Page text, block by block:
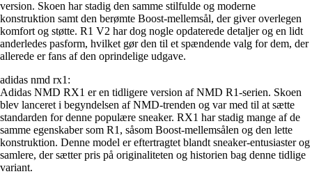
version. Skoen har stadig den samme stilfulde og moderne
konstruktion samt den berømte Boost-mellemsål, der giver overlegen
komfort og støtte. R1 V2 har dog nogle opdaterede detaljer og en lidt
anderledes pasform, hvilket gør den til et spændende valg for dem, der
allerede er fans af den oprindelige udgave.
adidas nmd rx1:
Adidas NMD RX1 er en tidligere version af NMD R1-serien. Skoen
blev lanceret i begyndelsen af NMD-trenden og var med til at sætte
standarden for denne populære sneaker. RX1 har stadig mange af de
samme egenskaber som R1, såsom Boost-mellemsålen og den lette
konstruktion. Denne model er eftertragtet blandt sneaker-entusiaster og
samlere, der sætter pris på originaliteten og historien bag denne tidlige
variant.